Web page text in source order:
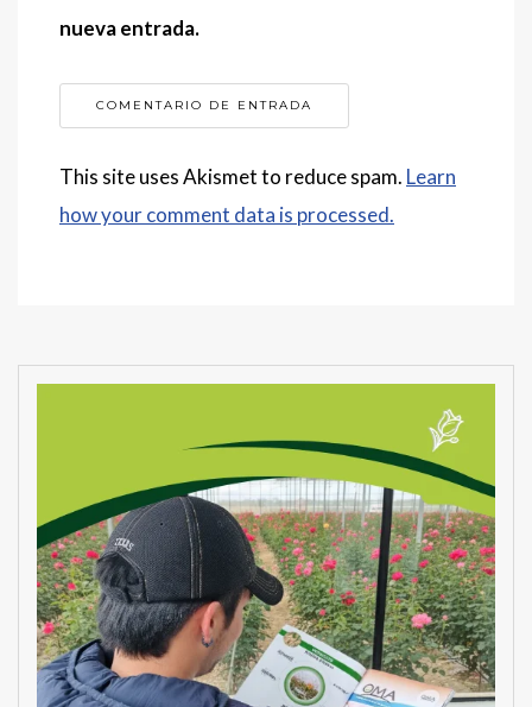
nueva entrada.
This site uses Akismet to reduce spam. Learn
how your comment data is processed.